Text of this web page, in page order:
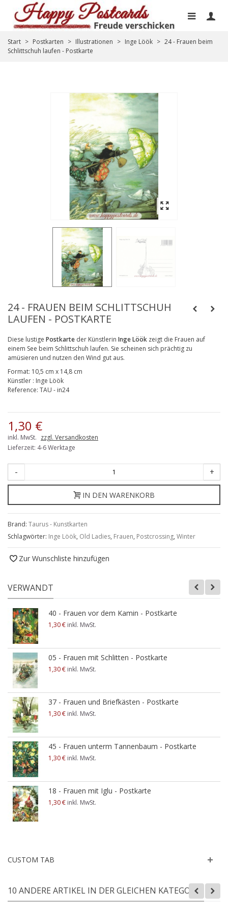
Start > Postkarten > Illustrationen > Inge Löök > 24 - Frauen beim
Schlittschuh laufen - Postkarte
24 - FRAUEN BEIM SCHLITTSCHUH
LAUFEN - POSTKARTE
Diese lustige Postkarte der Künstlerin Inge Löök zeigt die Frauen auf
einem See beim Schlittschuh laufen. Sie scheinen sich prächtig zu
amüsieren und nutzen den Wind gut aus.
Format: 10,5 cm x 14,8 cm
Künstler : Inge Löök
Reference: TAU - in24
1,30 €
inkl. MwSt. zzgl. Versandkosten
Lieferzeit: 4-6 Werktage
- +
IN DEN WARENKORB
Brand: Taurus - Kunstkarten
Schlagwörter: Inge Löök, Old Ladies, Frauen, Postcrossing, Winter
Zur Wunschliste hinzufügen
VERWANDT
40 - Frauen vor dem Kamin - Postkarte
1,30 € inkl. MwSt.
05 - Frauen mit Schlitten - Postkarte
1,30 € inkl. MwSt.
37 - Frauen und Briefkästen - Postkarte
1,30 € inkl. MwSt.
45 - Frauen unterm Tannenbaum - Postkarte
1,30 € inkl. MwSt.
18 - Frauen mit Iglu - Postkarte
1,30 € inkl. MwSt.
CUSTOM TAB
10 ANDERE ARTIKEL IN DER GLEICHEN KATEGORIE: